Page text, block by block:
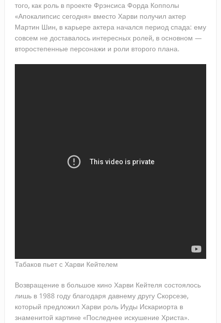
того, как роль в проекте Фрэнсиса Форда Копполы
«Апокалипсис сегодня» вместо Харви получил актер
Мартин Шин, в карьере актера начался период спада: ему
совсем не доставалось интересных ролей, в основном —
второстепенные персонажи и роли второго плана.
Табаков пьет с Харви Кейтелем
Возвращение в большое кино Харви Кейтеля состоялось
лишь в 1988 году благодаря давнему другу Скорсезе,
который предложил Харви роль Иуды Искариорта в
знаменитой картине «Последнее искушение Христа».